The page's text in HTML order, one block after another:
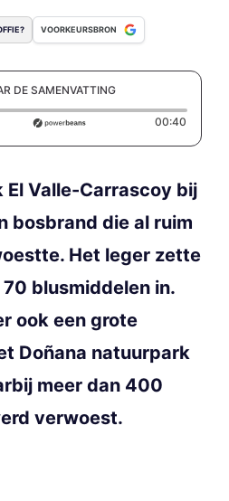
VOORKEURSBRON
DE SAMENVATTING
time: 0 seconds 00:40
El Valle-Carrascoy bij
bosbrand die al ruim
Het leger zette
blusmiddelen in.
ook een grote
Doñana natuurpark
meer dan 400
verwoest.